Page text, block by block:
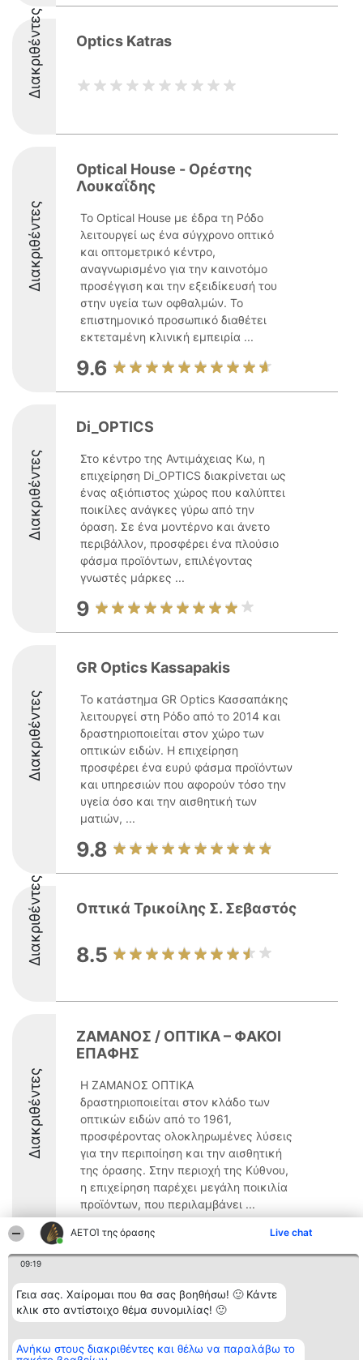
ΑΕΤΟΊ της όρασης Live chat
09:19
Γεια σας. Χαίρομαι που θα σας βοηθήσω! 🙂 Κάντε
κλικ στο αντίστοιχο θέμα συνομιλίας! 🙂
Ανήκω στους διακριθέντες και θέλω να παραλάβω το
Διακριθέντες Optics Katras
Διακριθέντες
Optical House - Ορέστης
Λουκαΐδης
Το Optical House με έδρα τη Ρόδο
λειτουργεί ως ένα σύγχρονο οπτικό
και οπτομετρικό κέντρο,
αναγνωρισμένο για την καινοτόμο
προσέγγιση και την εξειδίκευσή του
στην υγεία των οφθαλμών. Το
επιστημονικό προσωπικό διαθέτει
εκτεταμένη κλινική εμπειρία ...
9.6
Διακριθέντες
Di_OPTICS
Στο κέντρο της Αντιμάχειας Κω, η
επιχείρηση Di_OPTICS διακρίνεται ως
ένας αξιόπιστος χώρος που καλύπτει
ποικίλες ανάγκες γύρω από την
όραση. Σε ένα μοντέρνο και άνετο
περιβάλλον, προσφέρει ένα πλούσιο
φάσμα προϊόντων, επιλέγοντας
γνωστές μάρκες ...
9
Διακριθέντες
GR Optics Kassapakis
Το κατάστημα GR Optics Κασσαπάκης
λειτουργεί στη Ρόδο από το 2014 και
δραστηριοποιείται στον χώρο των
οπτικών ειδών. Η επιχείρηση
προσφέρει ένα ευρύ φάσμα προϊόντων
και υπηρεσιών που αφορούν τόσο την
υγεία όσο και την αισθητική των
ματιών, ...
9.8
Διακριθέντες Οπτικά Τρικοίλης Σ. Σεβαστός
8.5
Διακριθέντες
ΖΑΜΑΝΟΣ / ΟΠΤΙΚΑ – ΦΑΚΟΙ
ΕΠΑΦΗΣ
Η ΖΑΜΑΝΟΣ ΟΠΤΙΚΑ
δραστηριοποιείται στον κλάδο των
οπτικών ειδών από το 1961,
προσφέροντας ολοκληρωμένες λύσεις
για την περιποίηση και την αισθητική
της όρασης. Στην περιοχή της Κύθνου,
η επιχείρηση παρέχει μεγάλη ποικιλία
προϊόντων, που περιλαμβάνει ...
9.5
Διοργανωτής της
κατάταξης
BEAUTIFUL COMPANY
ΤΗΛ. ΕΠΙΚΟΙΝΩΝΙΑΣ:
2104128019
Κατάταξη
Διακριθέντες
Λίστα όλων
διακριθέντων
Μεθοδολογία
Επικοινωνία